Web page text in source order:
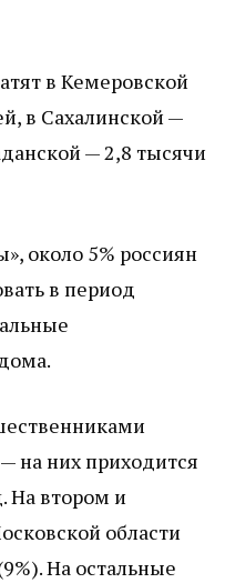
в Кемеровской
в Сахалинской —
— 2,8 тысячи
около 5% россиян
в период
на них приходится
На втором и
области
На остальные